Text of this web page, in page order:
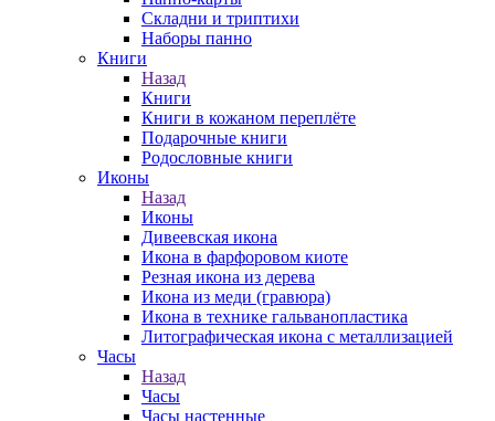
Складни и триптихи
Наборы панно
Книги
Назад
Книги
Книги в кожаном переплёте
Подарочные книги
Родословные книги
Иконы
Назад
Иконы
Дивеевская икона
Икона в фарфоровом киоте
Резная икона из дерева
Икона из меди (гравюра)
Икона в технике гальванопластика
Литографическая икона с металлизацией
Часы
Назад
Часы
Часы настенные